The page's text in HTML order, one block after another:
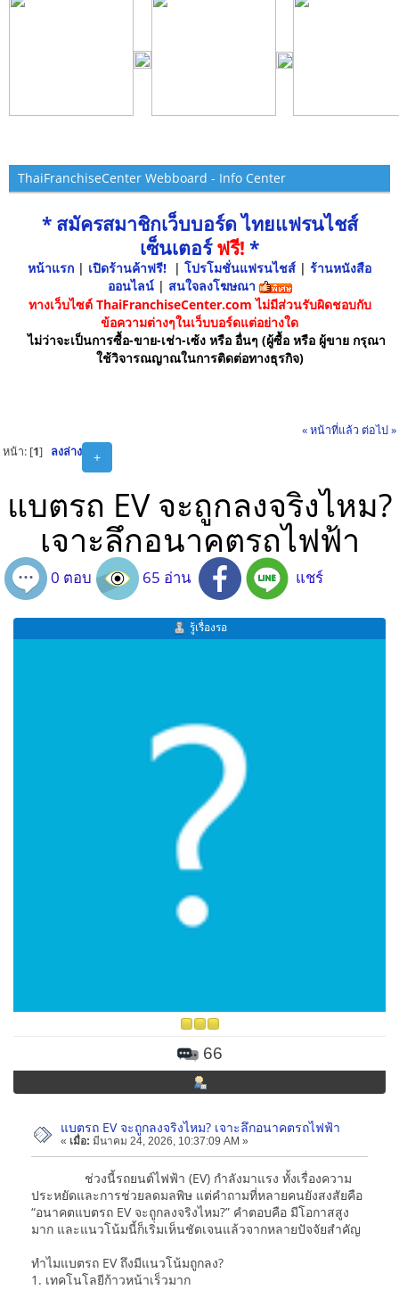
ThaiFranchiseCenter Webboard - Info Center
* สมัครสมาชิกเว็บบอร์ด ไทยแฟรนไชส์
เซ็นเตอร์ฟรี! *
หน้าแรก | เปิดร้านค้าฟรี! | โปรโมชั่นแฟรนไชส์ | ร้านหนังสือ
ออนไลน์ | สนใจลงโฆษณา
ทางเว็บไซต์ ThaiFranchiseCenter.com ไม่มีส่วนรับผิดชอบกับ
ข้อความต่างๆในเว็บบอร์ดแต่อย่างใด
ไม่ว่าจะเป็นการซื้อ-ขาย-เช่า-เซ้ง หรือ อื่นๆ (ผู้ซื้อ หรือ ผู้ขาย กรุณา
ใช้วิจารณญาณในการติดต่อทางธุรกิจ)
« หน้าที่แล้ว ต่อไป »
+
หน้า: [1] ลงล่าง
แบตรถ EV จะถูกลงจริงไหม?
เจาะลึกอนาคตรถไฟฟ้า
0 ตอบ 65 อ่าน แชร์
รู้เรื่องรอ
66
แบตรถ EV จะถูกลงจริงไหม? เจาะลึกอนาคตรถไฟฟ้า
« เมื่อ: มีนาคม 24, 2026, 10:37:09 AM »
ช่วงนี้รถยนต์ไฟฟ้า (EV) กำลังมาแรง ทั้งเรื่องความ
ประหยัดและการช่วยลดมลพิษ แต่คำถามที่หลายคนยังสงสัยคือ
“อนาคตแบตรถ EV จะถูกลงจริงไหม?” คำตอบคือ มีโอกาสสูง
มาก และแนวโน้มนี้ก็เริ่มเห็นชัดเจนแล้วจากหลายปัจจัยสำคัญ
ทำไมแบตรถ EV ถึงมีแนวโน้มถูกลง?
1. เทคโนโลยีก้าวหน้าเร็วมาก